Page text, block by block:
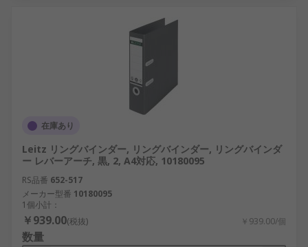
在庫あり
Leitz リングバインダー, リングバインダー, リングバインダ
ー レバーアーチ, 黒, 2, A4対応, 10180095
RS品番 652-517
メーカー型番 10180095
1個小計：
￥939.00(税抜) ￥939.00/個
数量